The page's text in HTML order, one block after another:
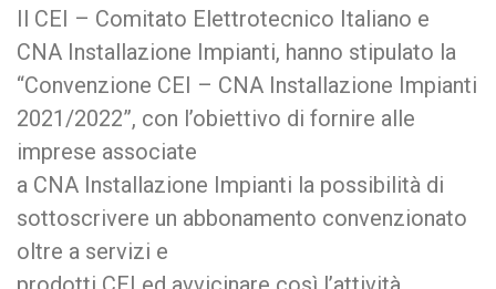
Il CEI – Comitato Elettrotecnico Italiano e
CNA Installazione Impianti, hanno stipulato la
“Convenzione CEI – CNA Installazione Impianti
2021/2022”, con l’obiettivo di fornire alle
imprese associate
a CNA Installazione Impianti la possibilità di
sottoscrivere un abbonamento convenzionato
oltre a servizi e